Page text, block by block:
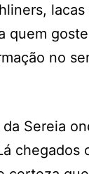
quem
no
Sereia
chegados